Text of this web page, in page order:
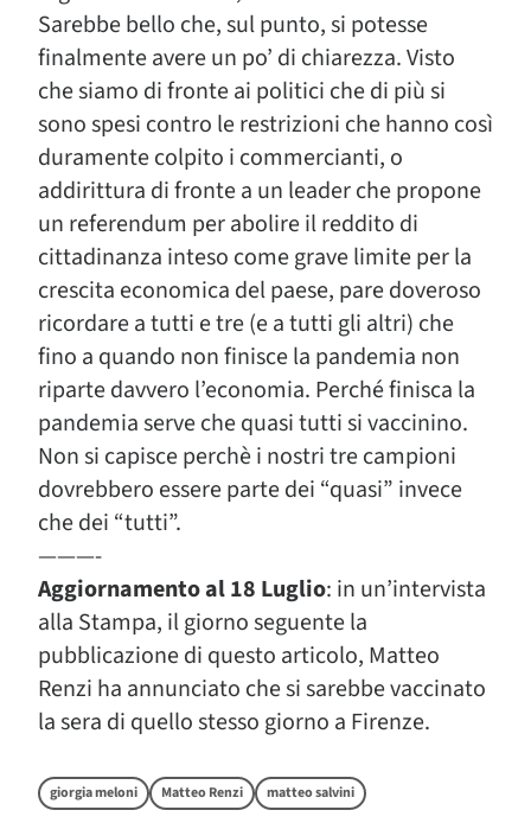
Sarebbe bello che, sul punto, si potesse
finalmente avere un po’ di chiarezza. Visto
che siamo di fronte ai politici che di più si
sono spesi contro le restrizioni che hanno così
duramente colpito i commercianti, o
addirittura di fronte a un leader che propone
un referendum per abolire il reddito di
cittadinanza inteso come grave limite per la
crescita economica del paese, pare doveroso
ricordare a tutti e tre (e a tutti gli altri) che
fino a quando non finisce la pandemia non
riparte davvero l’economia. Perché finisca la
pandemia serve che quasi tutti si vaccinino.
Non si capisce perchè i nostri tre campioni
dovrebbero essere parte dei “quasi” invece
che dei “tutti”.
———-
Aggiornamento al 18 Luglio: in un’intervista
alla Stampa, il giorno seguente la
pubblicazione di questo articolo, Matteo
Renzi ha annunciato che si sarebbe vaccinato
la sera di quello stesso giorno a Firenze.
giorgia meloni Matteo Renzi matteo salvini